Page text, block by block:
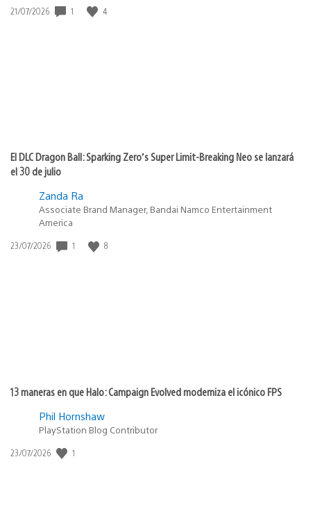
Fecha
21/07/2026 1 4
El DLC Dragon Ball: Sparking Zero’s Super Limit-Breaking Neo se lanzará
el 30 de julio
Zanda Ra
Associate Brand Manager, Bandai Namco Entertainment
America
Fecha
23/07/2026 1 8
13 maneras en que Halo: Campaign Evolved moderniza el icónico FPS
Phil Hornshaw
PlayStation Blog Contributor
Fecha
23/07/2026 1